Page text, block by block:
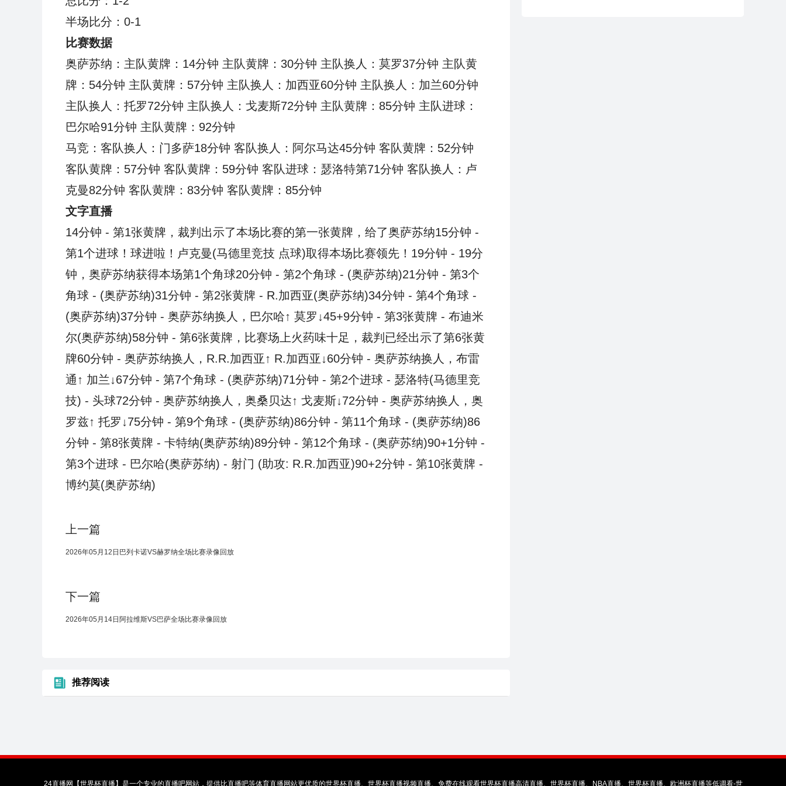
半场比分：0-1
比赛数据
奥萨苏纳：主队黄牌：14分钟 主队黄牌：30分钟 主队换人：莫罗37分钟 主队黄
牌：54分钟 主队黄牌：57分钟 主队换人：加西亚60分钟 主队换人：加兰60分钟
主队换人：托罗72分钟 主队换人：戈麦斯72分钟 主队黄牌：85分钟 主队进球：
巴尔哈91分钟 主队黄牌：92分钟
马竞：客队换人：门多萨18分钟 客队换人：阿尔马达45分钟 客队黄牌：52分钟
客队黄牌：57分钟 客队黄牌：59分钟 客队进球：瑟洛特第71分钟 客队换人：卢
克曼82分钟 客队黄牌：83分钟 客队黄牌：85分钟
文字直播
14分钟 - 第1张黄牌，裁判出示了本场比赛的第一张黄牌，给了奥萨苏纳15分钟 -
第1个进球！球进啦！卢克曼(马德里竞技 点球)取得本场比赛领先！19分钟 - 19分
钟，奥萨苏纳获得本场第1个角球20分钟 - 第2个角球 - (奥萨苏纳)21分钟 - 第3个
角球 - (奥萨苏纳)31分钟 - 第2张黄牌 - R.加西亚(奥萨苏纳)34分钟 - 第4个角球 -
(奥萨苏纳)37分钟 - 奥萨苏纳换人，巴尔哈↑ 莫罗↓45+9分钟 - 第3张黄牌 - 布迪米
尔(奥萨苏纳)58分钟 - 第6张黄牌，比赛场上火药味十足，裁判已经出示了第6张黄
牌60分钟 - 奥萨苏纳换人，R.R.加西亚↑ R.加西亚↓60分钟 - 奥萨苏纳换人，布雷
通↑ 加兰↓67分钟 - 第7个角球 - (奥萨苏纳)71分钟 - 第2个进球 - 瑟洛特(马德里竞
技) - 头球72分钟 - 奥萨苏纳换人，奥桑贝达↑ 戈麦斯↓72分钟 - 奥萨苏纳换人，奥
罗兹↑ 托罗↓75分钟 - 第9个角球 - (奥萨苏纳)86分钟 - 第11个角球 - (奥萨苏纳)86
分钟 - 第8张黄牌 - 卡特纳(奥萨苏纳)89分钟 - 第12个角球 - (奥萨苏纳)90+1分钟 -
第3个进球 - 巴尔哈(奥萨苏纳) - 射门 (助攻: R.R.加西亚)90+2分钟 - 第10张黄牌 -
博约莫(奥萨苏纳)
上一篇
2026年05月12日巴列卡诺VS赫罗纳全场比赛录像回放
下一篇
2026年05月14日阿拉维斯VS巴萨全场比赛录像回放
推荐阅读
24直播网【世界杯直播】是一个专业的直播吧网站，提供比直播吧等体育直播网站更优质的世界杯直播、世界杯直播视频直播、免费在线观看世界杯直播高清直播、世界杯直播、NBA直播、世界杯直播、欧洲杯直播等低调看-世